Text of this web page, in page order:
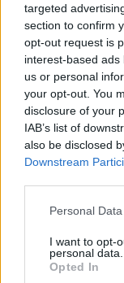
targeted
section to confirm
opt-out request is
interest-based
us or personal
your opt-out. You
disclosure of your
IAB’s list of
also be disclosed
Downstream
Please note that
not limited to your
grant or deny
use your data for
Personal
I want to opt-
personal data.
Opted In
Range